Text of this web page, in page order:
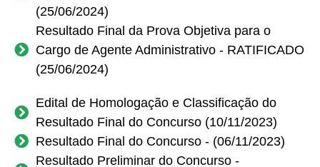
(25/06/2024)
Resultado Final da Prova Objetiva para o
Cargo de Agente Administrativo - RATIFICADO
(25/06/2024)
Edital de Homologação e Classificação do
Resultado Final do Concurso (10/11/2023)
Resultado Final do Concurso - (06/11/2023)
Resultado Preliminar do Concurso -